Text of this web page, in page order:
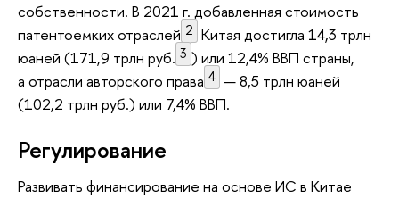
собственности. В 2021 г. добавленная стоимость
патентоемких отраслей 2 Китая достигла 14,3 трлн
юаней (171,9 трлн руб. 3 ) или 12,4% ВВП страны,
а отрасли авторского права 4 — 8,5 трлн юаней
(102,2 трлн руб.) или 7,4% ВВП.
Регулирование
Развивать финансирование на основе ИС в Китае